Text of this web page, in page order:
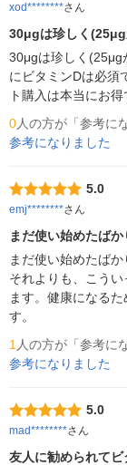
xod********さん
30μgは珍しく
30μgは珍しく(25μg
にビタミンDは必須
ト購入は本当にお
0人の方が「参考に
参考になりました
5.0
emj********さん
まだ使い始めたば
まだ使い始めたば
それよりも、こう
ます。健康になる
す。
1 人の方が「参考に
参考になりました
5.0
mad********さん
友人に勧められて